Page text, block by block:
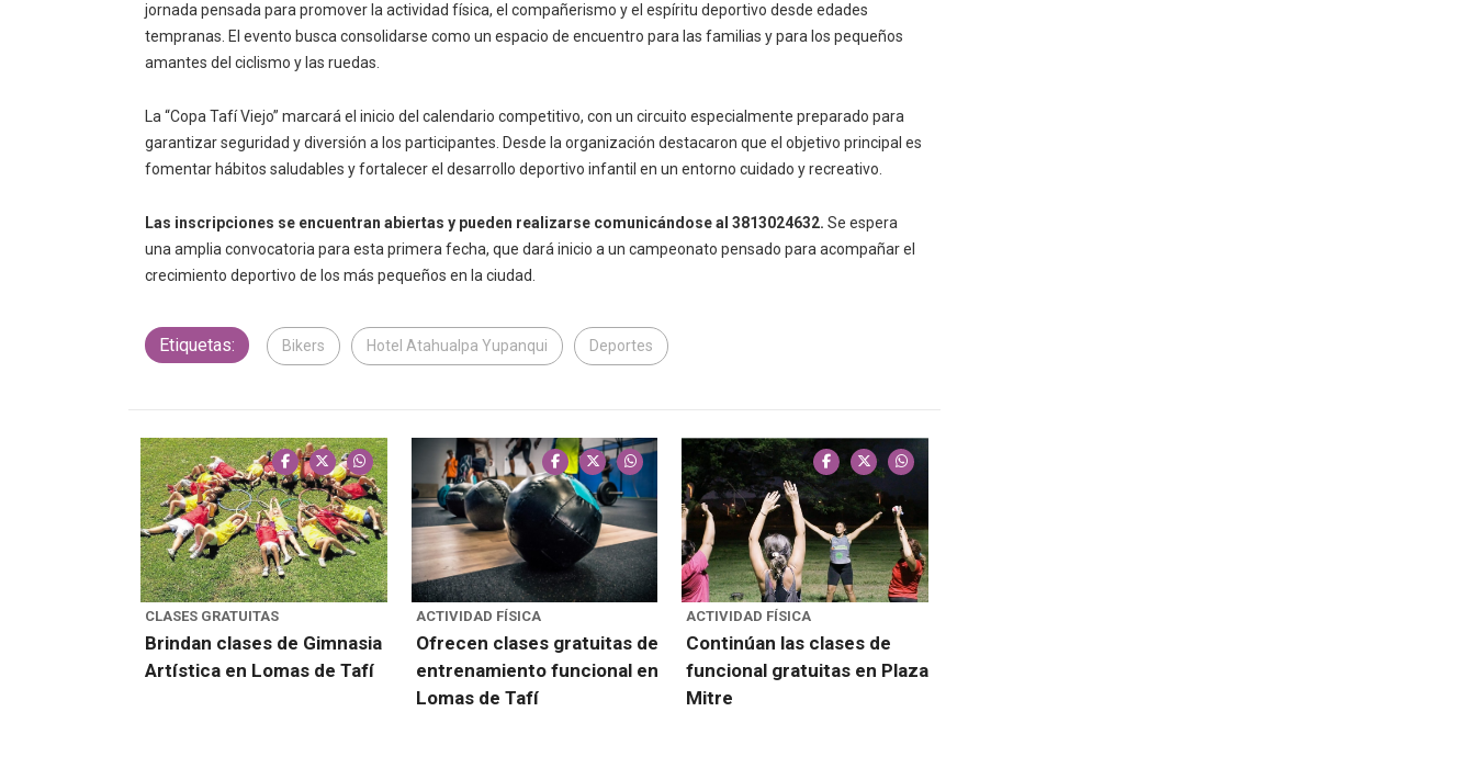
jornada pensada para promover la actividad física, el compañerismo y el espíritu deportivo desde edades
tempranas. El evento busca consolidarse como un espacio de encuentro para las familias y para los pequeños
amantes del ciclismo y las ruedas.
La “Copa Tafí Viejo” marcará el inicio del calendario competitivo, con un circuito especialmente preparado para
garantizar seguridad y diversión a los participantes. Desde la organización destacaron que el objetivo principal es
fomentar hábitos saludables y fortalecer el desarrollo deportivo infantil en un entorno cuidado y recreativo.
Las inscripciones se encuentran abiertas y pueden realizarse comunicándose al 3813024632. Se espera
una amplia convocatoria para esta primera fecha, que dará inicio a un campeonato pensado para acompañar el
crecimiento deportivo de los más pequeños en la ciudad
Etiquetas: Bikers Hotel Atahualpa Yupanqui Deportes
CLASES GRATUITAS
Brindan clases de Gimnasia
Artística en Lomas de Tafí
ACTIVIDAD FÍSICA
Ofrecen clases gratuitas de
entrenamiento funcional en
Lomas de Tafí
ACTIVIDAD FÍSICA
Continúan las clases de
funcional gratuitas en Plaza
Mitre